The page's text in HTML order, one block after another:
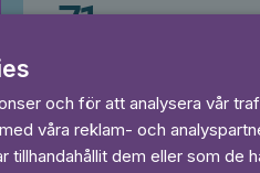
71
Läs och lyssna obegränsat
Ingen bindningstid
och för att analysera vår
våra reklam- och
dem eller som de